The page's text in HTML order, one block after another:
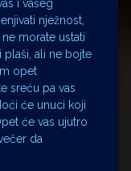
i vašeg
nježnost,
morate ustati
plaši, ali ne bojte
opet
sreću pa vas
će unuci koji
će vas ujutro
da